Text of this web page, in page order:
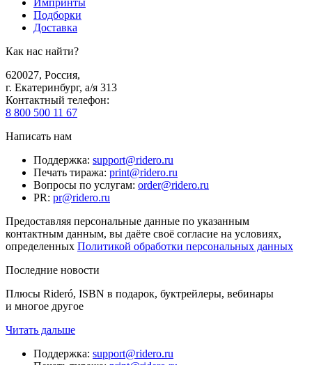
Подборки
Доставка
Как нас найти?
620027, Россия,
г. Екатеринбург, а/я 313
Контактный телефон:
8 800 500 11 67
Написать нам
Поддержка: support@ridero.ru
Печать тиража: print@ridero.ru
Вопросы по услугам: order@ridero.ru
PR: pr@ridero.ru
Предоставляя персональные данные по указанным
контактным данным, вы даёте своё согласие на условиях,
определенных Политикой обработки персональных данных
Последние новости
Плюсы Rideró, ISBN в подарок, буктрейлеры, вебинары
и многое другое
Читать дальше
Поддержка: support@ridero.ru